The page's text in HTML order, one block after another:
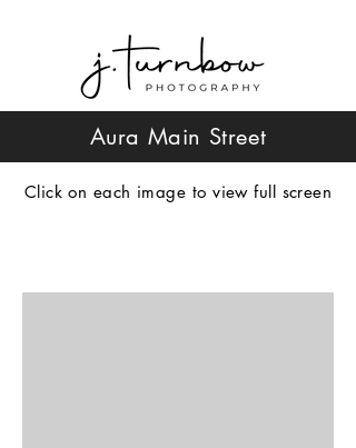
Aura Main Street
Click on each image to view full screen